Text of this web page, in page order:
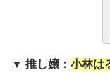
▼ 推し嬢： 小林は